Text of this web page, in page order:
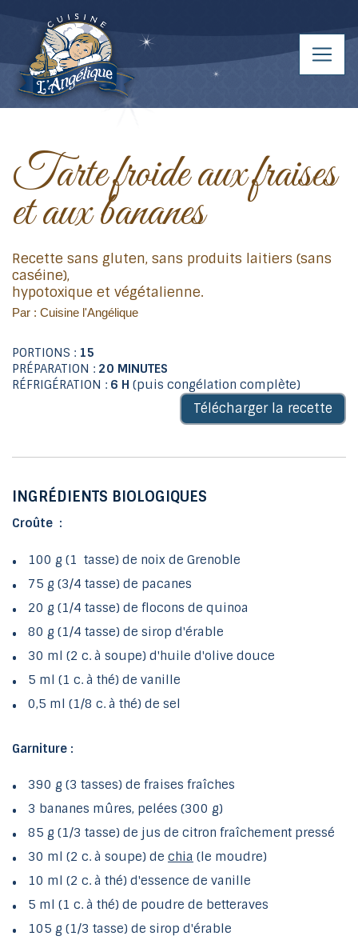
Tarte froide aux fraises
et aux bananes
Recette sans gluten, sans produits laitiers (sans
caséine),
hypotoxique et végétalienne.
Par : Cuisine l'Angélique
PORTIONS : 15
PRÉPARATION : 20 MINUTES
RÉFRIGÉRATION : 6 H (puis congélation complète)
Télécharger la recette
INGRÉDIENTS BIOLOGIQUES
Croûte :
100 g (1 tasse) de noix de Grenoble
75 g (3/4 tasse) de pacanes
20 g (1/4 tasse) de flocons de quinoa
80 g (1/4 tasse) de sirop d'érable
30 ml (2 c. à soupe) d'huile d'olive douce
5 ml (1 c. à thé) de vanille
0,5 ml (1/8 c. à thé) de sel
Garniture :
390 g (3 tasses) de fraises fraîches
3 bananes mûres, pelées (300 g)
85 g (1/3 tasse) de jus de citron fraîchement pressé
30 ml (2 c. à soupe) de chia (le moudre)
10 ml (2 c. à thé) d'essence de vanille
5 ml (1 c. à thé) de poudre de betteraves
105 g (1/3 tasse) de sirop d'érable